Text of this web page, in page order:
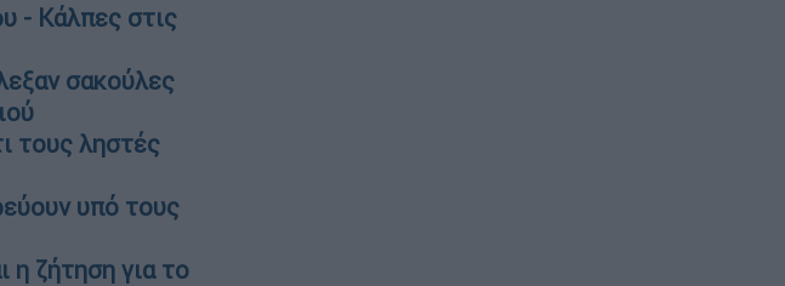
- Κάλπες στις
σακούλες
τους ληστές
υπό τους
η ζήτηση για το